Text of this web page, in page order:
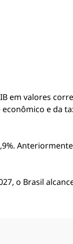
em valores
e da
o Brasil